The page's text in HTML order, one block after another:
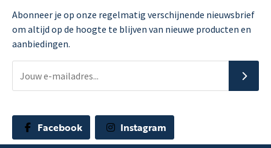
Abonneer je op onze regelmatig verschijnende nieuwsbrief
om altijd op de hoogte te blijven van nieuwe producten en
aanbiedingen.
Facebook Instagram